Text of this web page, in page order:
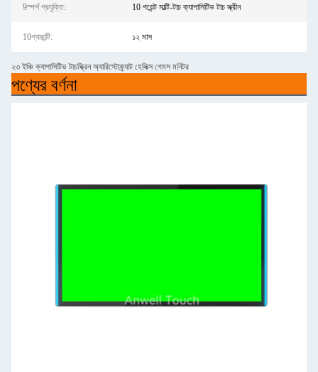
9স্পর্শ প্রযুক্তি: 10 পয়েন্ট মাল্টি-টাচ ক্যাপাসিটিভ টাচ স্ক্রীন
10গ্যারান্টি: ১২ মাস
২৩ ইঞ্চি ক্যাপাসিটিভ টাচস্ক্রিন অ্যারিস্টোক্র্যাট হেলিক্স গেমস মনিটর
পণ্যের বর্ণনা